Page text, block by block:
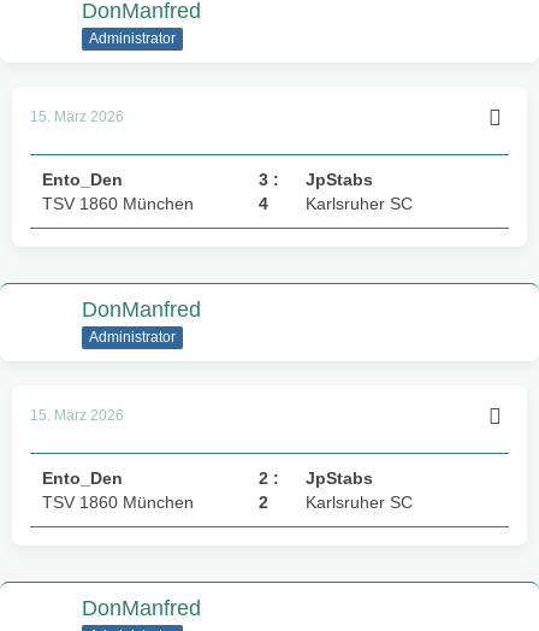
DonManfred
Administrator
15. März 2026
Ento_Den
TSV 1860 München
3 :
4
JpStabs
Karlsruher SC
DonManfred
Administrator
15. März 2026
Ento_Den
TSV 1860 München
2 :
2
JpStabs
Karlsruher SC
DonManfred